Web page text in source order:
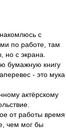
с
по работе, там
но с экрана.
бумажную книгу
- это мука
актёрскому
от работы время
чем мог бы